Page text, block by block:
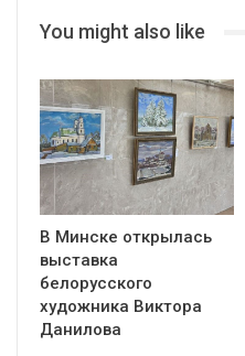
You might also like
В Минске открылась
выставка
белорусского
художника Виктора
Данилова